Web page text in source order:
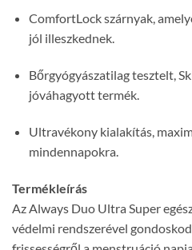
ComfortLock szárnyak,
jól illeszkednek.
Bőrgyógyászatilag tesztelt,
jóváhagyott termék.
Ultravékony kialakítás,
mindennapokra.
Termékleírás
Az Always Duo Ultra Super
védelmi rendszerével